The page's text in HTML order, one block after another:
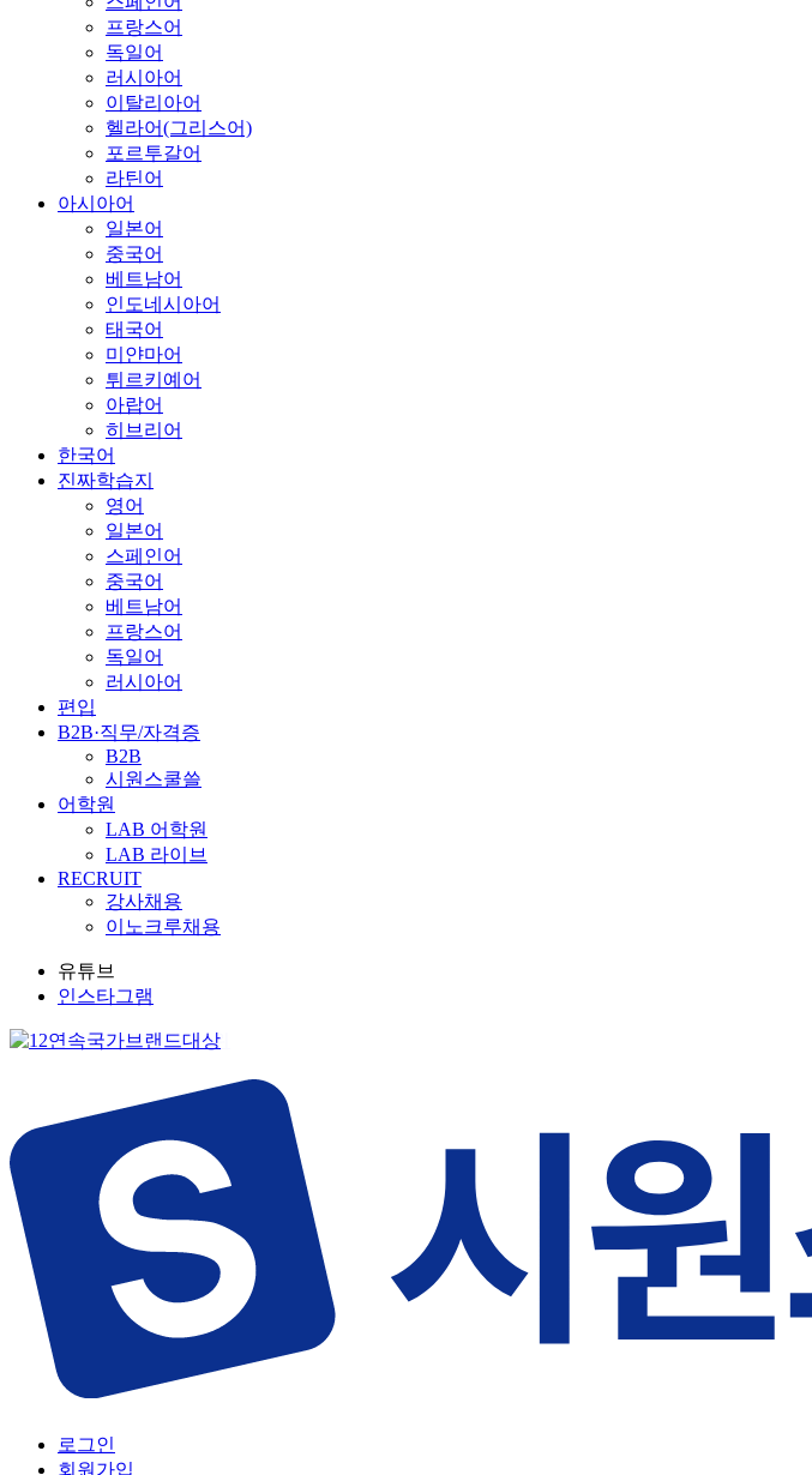
프랑스어
독일어
러시아어
이탈리아어
헬라어(그리스어)
포르투갈어
라틴어
아시아어
일본어
중국어
베트남어
인도네시아어
태국어
미얀마어
튀르키예어
아랍어
히브리어
한국어
진짜학습지
영어
일본어
스페인어
중국어
베트남어
프랑스어
독일어
러시아어
편입
B2B·직무/자격증
B2B
시원스쿨쓸
어학원
LAB 어학원
LAB 라이브
RECRUIT
강사채용
이노크루채용
유튜브
인스타그램
로그인
회원가입